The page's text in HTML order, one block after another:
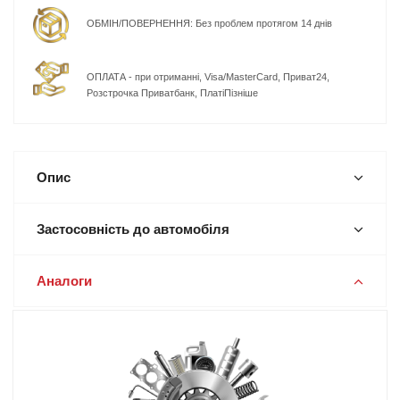
ОБМІН/ПОВЕРНЕННЯ: Без проблем протягом 14 днів
ОПЛАТА - при отриманні, Visa/MasterCard, Приват24,
Розстрочка Приватбанк, ПлатіПізніше
Опис
Застосовність до автомобіля
Аналоги